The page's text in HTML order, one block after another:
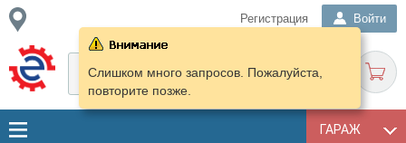
Регистрация Войти
ГАРАЖ
Слишком много запросов. Пожалуйста,
повторите позже.